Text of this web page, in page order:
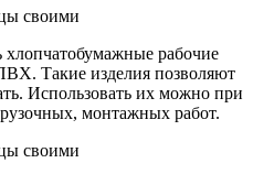
рабочие
Такие изделия позволяют
Использовать их можно при
монтажных работ.